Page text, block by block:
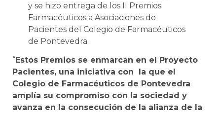
y se hizo entrega de los II Premios
Farmacéuticos a Asociaciones de
Pacientes del Colegio de Farmacéuticos
de Pontevedra.
“Estos Premios se enmarcan en el Proyecto
Pacientes, una iniciativa con la que el
Colegio de Farmacéuticos de Pontevedra
amplía su compromiso con la sociedad y
avanza en la consecución de la alianza de la